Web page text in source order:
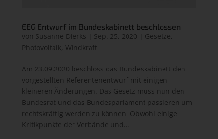
EEG Entwurf im Bundeskabinett beschlossen
von Susanne Dierks Sep. 25, 2020 Gesetze,
Photovoltaik, Windkraft
Am 23.09.2020 beschloss das Bundeskabinett den
vorgestellten Referentenentwurf mit einigen
kleineren Änderungen. Das Gesetz muss nun den
Bundesrat und das Bundesparlament passieren um
rechtskräftig werden zu können. Obwohl einige
Kritikpunkte der Verbände und...